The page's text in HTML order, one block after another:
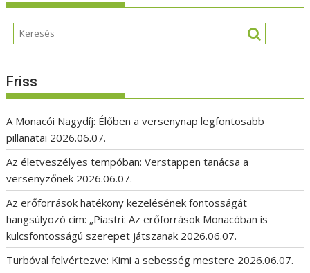
Friss
A Monacói Nagydíj: Élőben a versenynap legfontosabb
pillanatai 2026.06.07.
Az életveszélyes tempóban: Verstappen tanácsa a
versenyzőnek 2026.06.07.
Az erőforrások hatékony kezelésének fontosságát
hangsúlyozó cím: „Piastri: Az erőforrások Monacóban is
kulcsfontosságú szerepet játszanak 2026.06.07.
Turbóval felvértezve: Kimi a sebesség mestere 2026.06.07.